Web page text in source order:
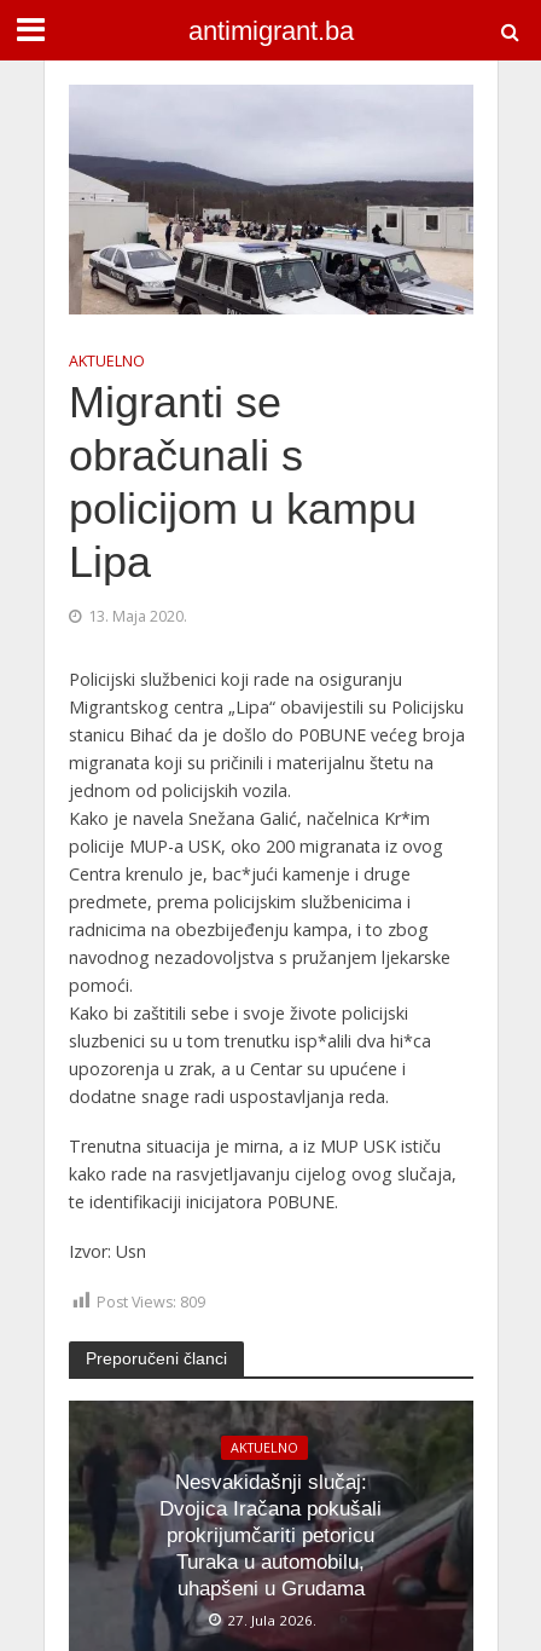
antimigrant.ba
AKTUELNO
Migranti se
obračunali s
policijom u kampu
Lipa
13. Maja 2020.
Policijski službenici koji rade na osiguranju
Migrantskog centra „Lipa“ obavijestili su Policijsku
stanicu Bihać da je došlo do P0BUNE većeg broja
migranata koji su pričinili i materijalnu štetu na
jednom od policijskih vozila.
Kako je navela Snežana Galić, načelnica Kr*im
policije MUP-a USK, oko 200 migranata iz ovog
Centra krenulo je, bac*jući kamenje i druge
predmete, prema policijskim službenicima i
radnicima na obezbijeđenju kampa, i to zbog
navodnog nezadovoljstva s pružanjem ljekarske
pomoći.
Kako bi zaštitili sebe i svoje živote policijski
sluzbenici su u tom trenutku isp*alili dva hi*ca
upozorenja u zrak, a u Centar su upućene i
dodatne snage radi uspostavljanja reda.
Trenutna situacija je mirna, a iz MUP USK ističu
kako rade na rasvjetljavanju cijelog ovog slučaja,
te identifikaciji inicijatora P0BUNE.
Izvor: Usn
Post Views: 809
Preporučeni članci
AKTUELNO
Nesvakidašnji slučaj:
Dvojica Iračana pokušali
prokrijumčariti petoricu
Turaka u automobilu,
uhapšeni u Grudama
27. Jula 2026.